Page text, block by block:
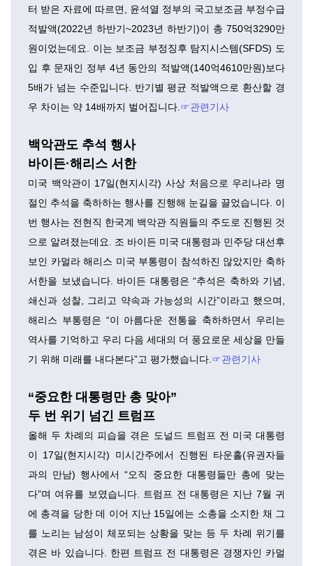
터 받은 자료에 따르면, 윤석열 정부의 국고보조금 부정수급
적발액(2022년 하반기~2023년 하반기)이 총 750억3290만
원이었는데요. 이는 보조금 부정징후 탐지시스템(SFDS) 도
입 후 문재인 정부 4년 동안의 적발액(140억4610만원)보다
5배가 넘는 수준입니다. 반기별 평균 적발액으로 환산할 경
우 차이는 약 14배까지 벌어집니다. ☞관련기사
백악관도 추석 행사
바이든·해리스 서한
미국 백악관이 17일(현지시각) 사상 처음으로 우리나라 명
절인 추석을 축하하는 행사를 진행해 눈길을 끌었습니다. 이
번 행사는 전현직 한국계 백악관 직원들의 주도로 진행된 것
으로 알려졌는데요. 조 바이든 미국 대통령과 민주당 대선후
보인 카멀라 해리스 미국 부통령이 참석하진 않았지만 축하
서한을 보냈습니다. 바이든 대통령은 “추석은 축하와 기념,
쇄신과 성찰, 그리고 약속과 가능성의 시간”이라고 했으며,
해리스 부통령은 “이 아름다운 전통을 축하하면서 우리는
역사를 기억하고 우리 다음 세대의 더 풍요로운 세상을 만들
기 위해 미래를 내다본다”고 평가했습니다. ☞관련기사
“중요한 대통령만 총 맞아”
두 번 위기 넘긴 트럼프
올해 두 차례의 피습을 겪은 도널드 트럼프 전 미국 대통령
이 17일(현지시각) 미시간주에서 진행된 타운홀(유권자들
과의 만남) 행사에서 “오직 중요한 대통령들만 총에 맞는
다”며 여유를 보였습니다. 트럼프 전 대통령은 지난 7월 귀
에 총격을 당한 데 이어 지난 15일에는 소총을 소지한 채 그
를 노리는 남성이 체포되는 상황을 맞는 등 두 차례 위기를
겪은 바 있습니다. 한편 트럼프 전 대통령은 경쟁자인 카멀